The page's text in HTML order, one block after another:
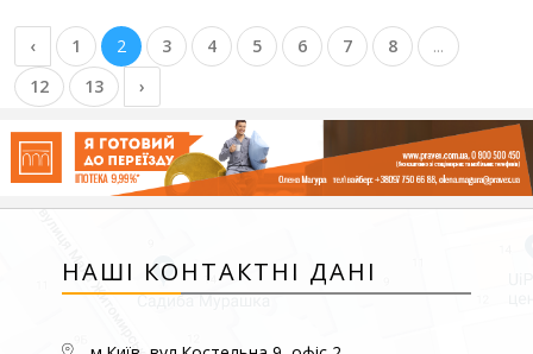
‹ 1 2 3 4 5 6 7 8
...
12
13 ›
НАШІ КОНТАКТНІ ДАНІ